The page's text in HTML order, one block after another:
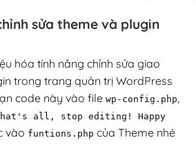
sửa theme và plugin
hóa tính năng chỉnh sửa giao
trong trang quản trị WordPress
code này vào file wp - config . php,
all, stop editing! Happy
vào funtions. php của Theme nhé